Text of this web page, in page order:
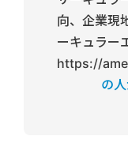
向、企業現
ーキュラー
https://
の